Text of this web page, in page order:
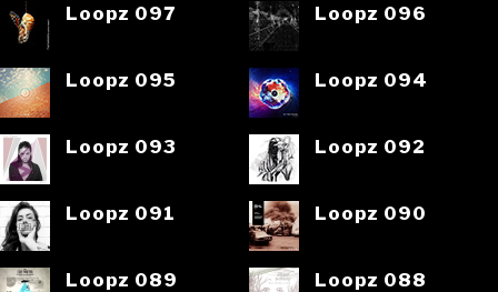
Loopz 097 Loopz 096
Loopz 095 Loopz 094
Loopz 093 Loopz 092
Loopz 091 Loopz 090
Loopz 089 Loopz 088